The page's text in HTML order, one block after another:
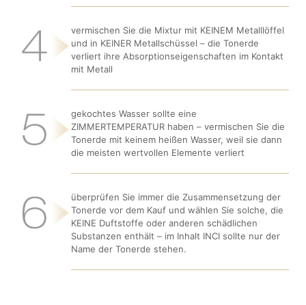
vermischen Sie die Mixtur mit KEINEM Metalllöffel
und in KEINER Metallschüssel – die Tonerde
verliert ihre Absorptionseigenschaften im Kontakt
mit Metall
gekochtes Wasser sollte eine
ZIMMERTEMPERATUR haben – vermischen Sie die
Tonerde mit keinem heißen Wasser, weil sie dann
die meisten wertvollen Elemente verliert
überprüfen Sie immer die Zusammensetzung der
Tonerde vor dem Kauf und wählen Sie solche, die
KEINE Duftstoffe oder anderen schädlichen
Substanzen enthält – im Inhalt INCI sollte nur der
Name der Tonerde stehen.